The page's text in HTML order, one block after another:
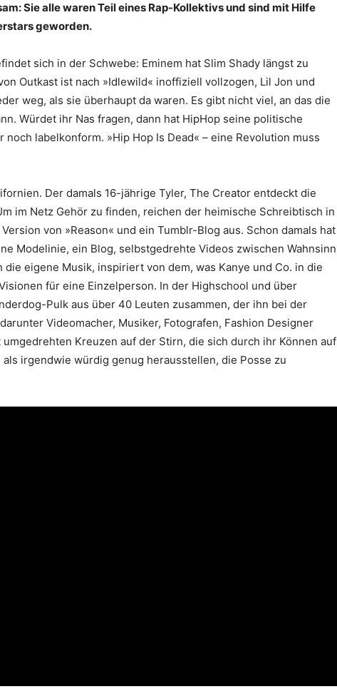
Sie alle waren Teil eines Rap-Kollektivs und sind mit Hilfe
geworden.
sich in der Schwebe: Eminem hat Slim Shady längst zu
Outkast ist nach »Idlewild« inoffiziell vollzogen, Lil Jon und
weg, als sie überhaupt da waren. Es gibt nicht viel, an das die
Würdet ihr Nas fragen, dann hat HipHop seine politische
labelkonform. »Hip Hop Is Dead« – eine Revolution muss
Der damals 16-jährige Tyler, The Creator entdeckt die
im Netz Gehör zu finden, reichen der heimische Schreibtisch in
von »Reason« und ein Tumblr-Blog aus. Schon damals hat
Modelinie, ein Blog, selbstgedrehte Videos zwischen Wahnsinn
eigene Musik, inspiriert von dem, was Kanye und Co. in die
für eine Einzelperson. In der Highschool und über
Pulk aus über 40 Leuten zusammen, der ihn bei der
Videomacher, Musiker, Fotografen, Fashion Designer
Kreuzen auf der Stirn, die sich durch ihr Können auf
irgendwie würdig genug herausstellen, die Posse zu